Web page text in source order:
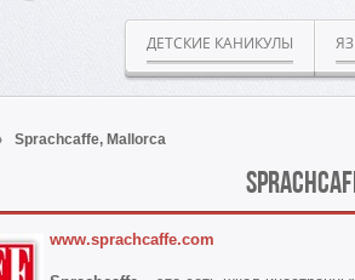
ДЕТСКИЕ КАНИКУЛЫ
Sprachcaffe, Mallorca
www.sprachcaffe.com